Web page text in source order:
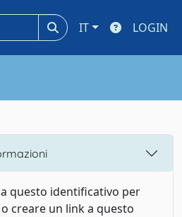
IT LOGIN
questo identificativo per
creare un link a questo